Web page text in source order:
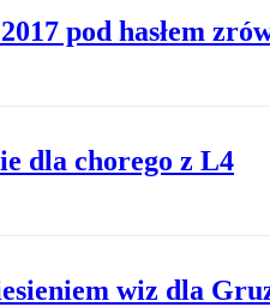
pod hasłem
dla chorego z L4
wiz dla